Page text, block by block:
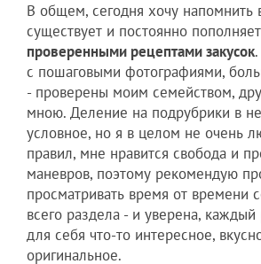
В общем, сегодня хочу напомнить
существует и постоянно
проверенными рецептами закусок
с пошаговыми фотографиями,
- проверены моим семейством,
мною. Деление на подрубрики в
условное, но я в целом не очень
правил, мне нравится свобода и
маневров, поэтому рекомендую
просматривать время от времени
всего раздела - и уверена,
для себя что-то интересное,
оригинальное.